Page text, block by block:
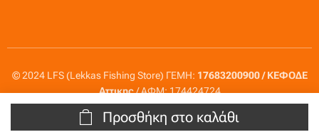
Προσθήκη στο καλάθι
© 2024 LFS (Lekkas Fishing Store) ΓΕΜΗ: 17683200900 / ΚΕΦΟΔΕ
Αττικης/ ΑΦΜ: 174424724
Πολιτική απορρήτου Πολιτική cookie